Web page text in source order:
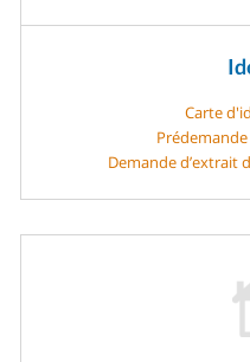
Carte
Demande d’extrait